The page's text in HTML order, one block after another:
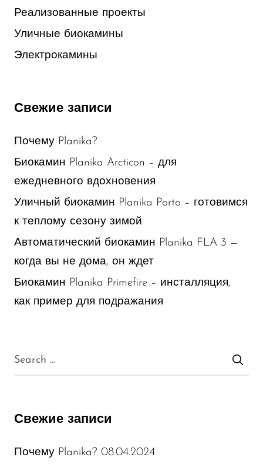
Реализованные проекты
Уличные биокамины
Электрокамины
Свежие записи
Почему Planika?
Биокамин Planika Arcticon – для
ежедневного вдохновения
Уличный биокамин Planika Porto – готовимся
к теплому сезону зимой
Автоматический биокамин Planika FLA 3 —
когда вы не дома, он ждет
Биокамин Planika Primefire – инсталляция,
как пример для подражания
Свежие записи
Почему Planika? 08.04.2024